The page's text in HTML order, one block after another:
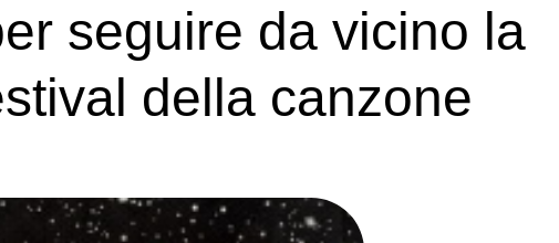
seguire da vicino la
della canzone